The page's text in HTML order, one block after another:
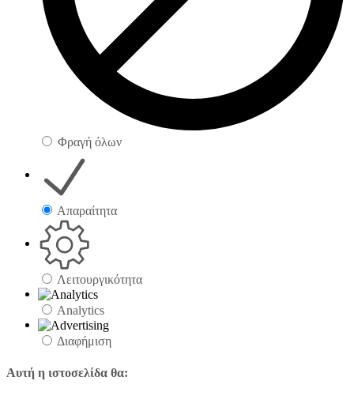
Φραγή όλων
Απαραίτητα
Λειτουργικότητα
Analytics
Διαφήμιση
Αυτή η ιστοσελίδα θα: